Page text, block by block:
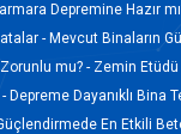
Depremine Hazır
- Mevcut Binaların
mu? - Zemin
Depreme Dayanıklı Bina
En Etkili